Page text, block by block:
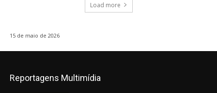
Load more
15 de maio de 2026
Reportagens Multimídia